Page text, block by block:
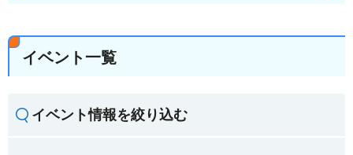
イベント一覧
イベント情報を絞り込む